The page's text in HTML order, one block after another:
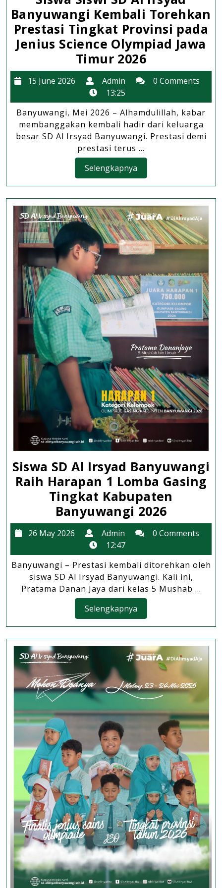
Banyuwangi Kembali Torehkan
Prestasi Tingkat Provinsi pada
Jenius Science Olympiad Jawa
Timur 2026Siswa
Siswi
SD
Al
Irsyad
Torehkan
Prestasi
Tingkat
Provinsi
pada
Jenius
Science
Olympiad
Jawa
Timur
2026
15 June 2026
15
June
2026
Admin Admin0 Comments
13:25
Banyuwangi, Mei 2026 – Alhamdulillah, kabar
membanggakan kembali hadir dari keluarga
besar SD Al Irsyad Banyuwangi. Prestasi demi
prestasi terus ...
Selengkapnya
Siswa SD Al Irsyad Banyuwangi
Raih Harapan 1 Lomba Gasing
Tingkat Kabupaten
Banyuwangi 2026Siswa
SD
Al
Irsyad
Raih
Lomba
Gasing
Tingkat
2026
26 May 2026
26
May
2026
Admin Admin0 Comments
12:47
Banyuwangi – Prestasi kembali ditorehkan oleh
siswa SD Al Irsyad Banyuwangi. Kali ini,
Pratama Danan Jaya dari kelas 5 Mushab ...
Selengkapnya